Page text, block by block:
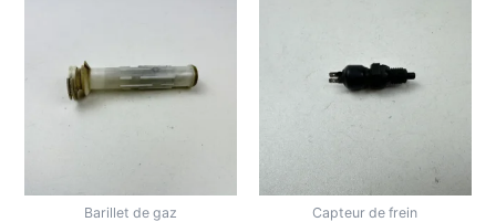
Barillet de gaz Capteur de frein